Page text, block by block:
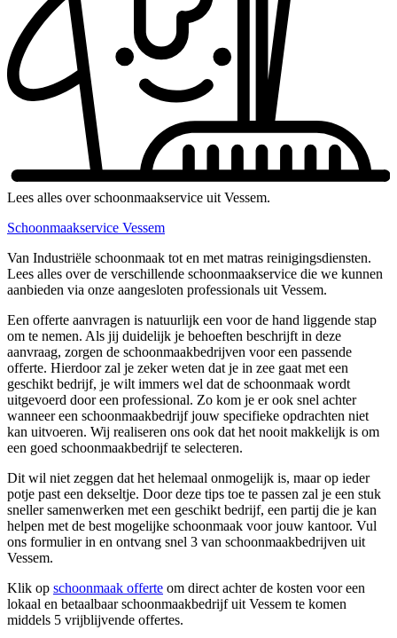
Lees alles over schoonmaakservice uit Vessem.
Schoonmaakservice Vessem
Van Industriële schoonmaak tot en met matras reinigingsdiensten.
Lees alles over de verschillende schoonmaakservice die we kunnen
aanbieden via onze aangesloten professionals uit Vessem.
Een offerte aanvragen is natuurlijk een voor de hand liggende stap
om te nemen. Als jij duidelijk je behoeften beschrijft in deze
aanvraag, zorgen de schoonmaakbedrijven voor een passende
offerte. Hierdoor zal je zeker weten dat je in zee gaat met een
geschikt bedrijf, je wilt immers wel dat de schoonmaak wordt
uitgevoerd door een professional. Zo kom je er ook snel achter
wanneer een schoonmaakbedrijf jouw specifieke opdrachten niet
kan uitvoeren. Wij realiseren ons ook dat het nooit makkelijk is om
een goed schoonmaakbedrijf te selecteren.
Dit wil niet zeggen dat het helemaal onmogelijk is, maar op ieder
potje past een dekseltje. Door deze tips toe te passen zal je een stuk
sneller samenwerken met een geschikt bedrijf, een partij die je kan
helpen met de best mogelijke schoonmaak voor jouw kantoor. Vul
ons formulier in en ontvang snel 3 van schoonmaakbedrijven uit
Vessem.
Klik op schoonmaak offerte om direct achter de kosten voor een
lokaal en betaalbaar schoonmaakbedrijf uit Vessem te komen
middels 5 vrijblijvende offertes.